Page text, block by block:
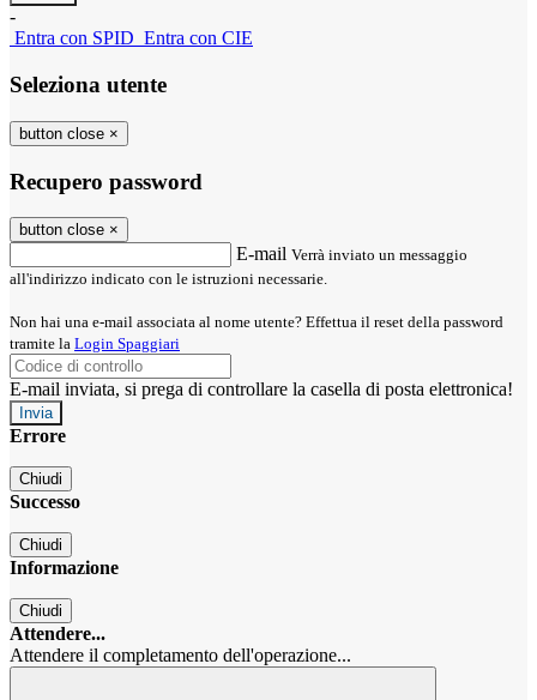
-
Entra con SPID Entra con CIE
Seleziona utente
button close ×
Recupero password
button close ×
E-mail Verrà inviato un messaggio
all'indirizzo indicato con le istruzioni necessarie.
Non hai una e-mail associata al nome utente? Effettua il reset della password
tramite la Login Spaggiari
E-mail inviata, si prega di controllare la casella di posta elettronica!
Errore
Chiudi
Successo
Chiudi
Informazione
Chiudi
Attendere...
Attendere il completamento dell'operazione...